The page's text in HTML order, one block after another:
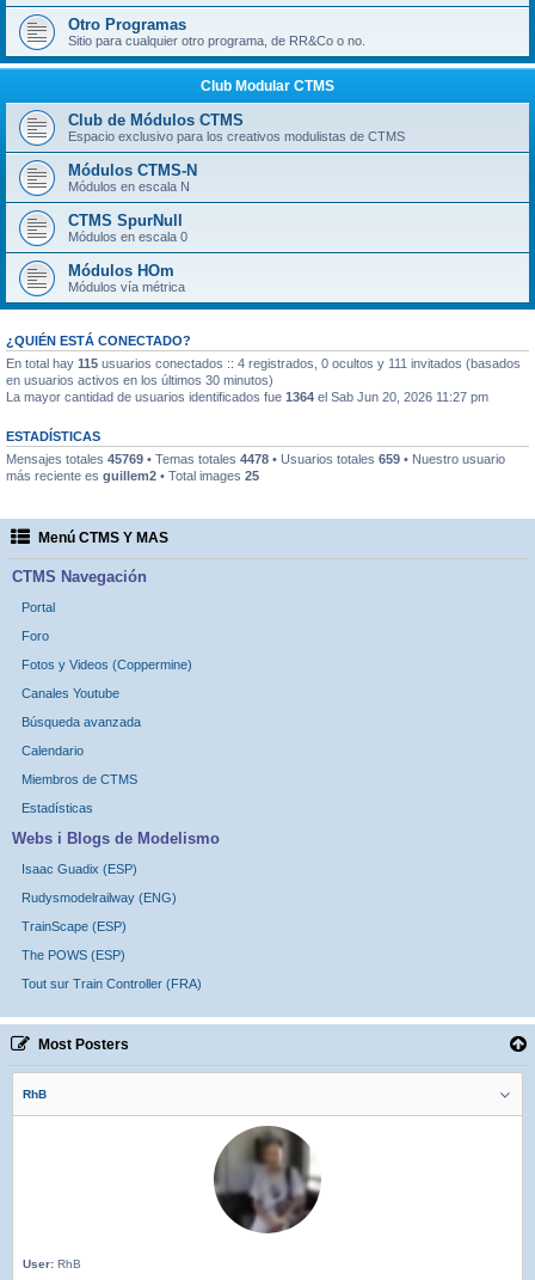
Otro Programas
Sitio para cualquier otro programa, de RR&Co o no.
Club Modular CTMS
Club de Módulos CTMS
Espacio exclusivo para los creativos modulistas de CTMS
Módulos CTMS-N
Módulos en escala N
CTMS SpurNull
Módulos en escala 0
Módulos HOm
Módulos vía métrica
¿QUIÉN ESTÁ CONECTADO?
En total hay 115 usuarios conectados :: 4 registrados, 0 ocultos y 111 invitados (basados
en usuarios activos en los últimos 30 minutos)
La mayor cantidad de usuarios identificados fue 1364 el Sab Jun 20, 2026 11:27 pm
ESTADÍSTICAS
Mensajes totales 45769 • Temas totales 4478 • Usuarios totales 659 • Nuestro usuario
más reciente es guillem2 • Total images 25
Menú CTMS Y MAS
CTMS Navegación
Portal
Foro
Fotos y Videos (Coppermine)
Canales Youtube
Búsqueda avanzada
Calendario
Miembros de CTMS
Estadísticas
Webs i Blogs de Modelismo
Isaac Guadix (ESP)
Rudysmodelrailway (ENG)
TrainScape (ESP)
The POWS (ESP)
Tout sur Train Controller (FRA)
Most Posters
RhB
User: RhB